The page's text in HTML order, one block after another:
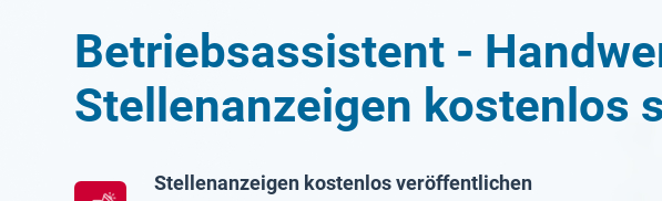
Betriebsassistent -
Stellenanzeigen kostenlos
Stellenanzeigen kostenlos veröffentlichen